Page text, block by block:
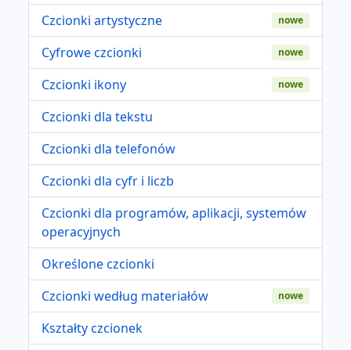
Czcionki artystyczne
nowe
Cyfrowe czcionki nowe
Czcionki ikony nowe
Czcionki dla tekstu
Czcionki dla telefonów
Czcionki dla cyfr i liczb
Czcionki dla programów, aplikacji, systemów
operacyjnych
Określone czcionki
Czcionki według materiałów
nowe
Kształty czcionek